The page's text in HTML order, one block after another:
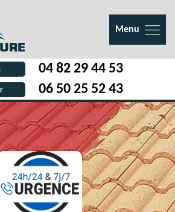
Menu
04 82 29 44 53
06 50 25 52 43